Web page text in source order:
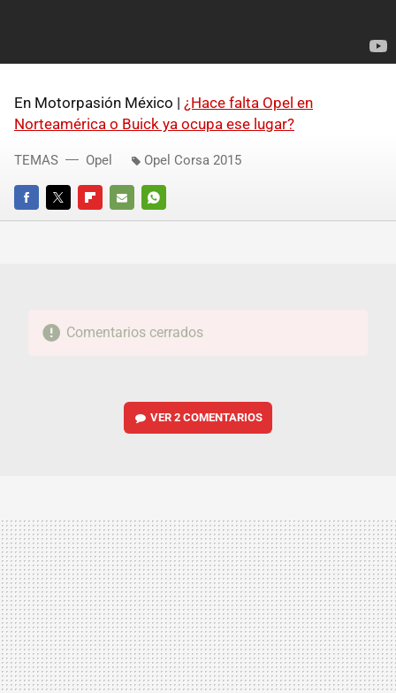
En Motorpasión México | ¿Hace falta Opel en
Norteamérica o Buick ya ocupa ese lugar?
FACEBOOKTWITTERFLIPBOARD
E-
WHATSAPP
TEMAS Opel Opel Corsa 2015
Comentarios cerrados
VER2 COMENTARIOS